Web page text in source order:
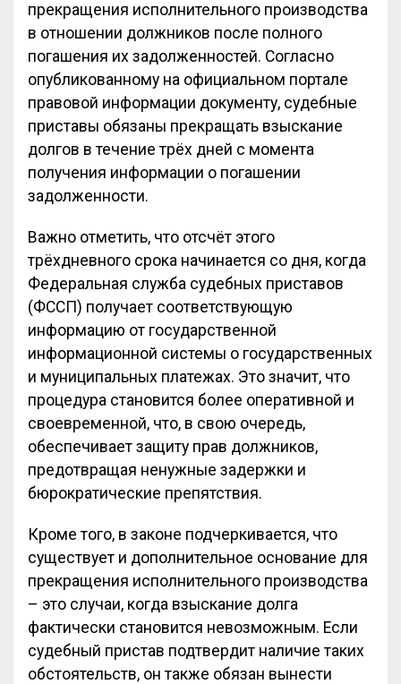
прекращения исполнительного производства
в отношении должников после полного
погашения их задолженностей. Согласно
опубликованному на официальном портале
правовой информации документу, судебные
приставы обязаны прекращать взыскание
долгов в течение трёх дней с момента
получения информации о погашении
задолженности.
Важно отметить, что отсчёт этого
трёхдневного срока начинается со дня, когда
Федеральная служба судебных приставов
(ФССП) получает соответствующую
информацию от государственной
информационной системы о государственных
и муниципальных платежах. Это значит, что
процедура становится более оперативной и
своевременной, что, в свою очередь,
обеспечивает защиту прав должников,
предотвращая ненужные задержки и
бюрократические препятствия.
Кроме того, в законе подчеркивается, что
существует и дополнительное основание для
прекращения исполнительного производства
– это случаи, когда взыскание долга
фактически становится невозможным. Если
судебный пристав подтвердит наличие таких
обстоятельств, он также обязан вынести